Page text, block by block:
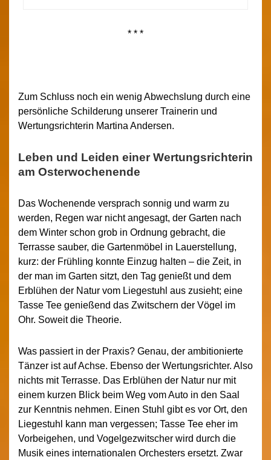
* * *
Zum Schluss noch ein wenig Abwechslung durch eine
persönliche Schilderung unserer Trainerin und
Wertungsrichterin Martina Andersen.
Leben und Leiden einer Wertungsrichterin
am Osterwochenende
Das Wochenende versprach sonnig und warm zu
werden, Regen war nicht angesagt, der Garten nach
dem Winter schon grob in Ordnung gebracht, die
Terrasse sauber, die Gartenmöbel in Lauerstellung,
kurz: der Frühling konnte Einzug halten – die Zeit, in
der man im Garten sitzt, den Tag genießt und dem
Erblühen der Natur vom Liegestuhl aus zusieht; eine
Tasse Tee genießend das Zwitschern der Vögel im
Ohr. Soweit die Theorie.
Was passiert in der Praxis? Genau, der ambitionierte
Tänzer ist auf Achse. Ebenso der Wertungsrichter. Also
nichts mit Terrasse. Das Erblühen der Natur nur mit
einem kurzen Blick beim Weg vom Auto in den Saal
zur Kenntnis nehmen. Einen Stuhl gibt es vor Ort, den
Liegestuhl kann man vergessen; Tasse Tee eher im
Vorbeigehen, und Vogelgezwitscher wird durch die
Musik eines internationalen Orchesters ersetzt. Zwar